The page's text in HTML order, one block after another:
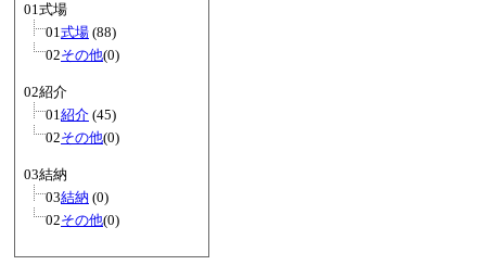
01式場
01式場 (88)
02その他(0)
02紹介
01紹介 (45)
02その他(0)
03結納
03結納 (0)
02その他(0)